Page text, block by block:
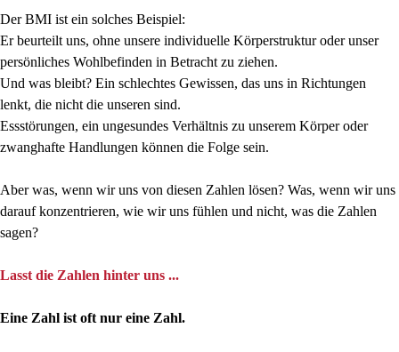
Der BMI ist ein solches Beispiel:
Er beurteilt uns, ohne unsere individuelle Körperstruktur oder unser
persönliches Wohlbefinden in Betracht zu ziehen.
Und was bleibt? Ein schlechtes Gewissen, das uns in Richtungen
lenkt, die nicht die unseren sind.
Essstörungen, ein ungesundes Verhältnis zu unserem Körper oder
zwanghafte Handlungen können die Folge sein.
Aber was, wenn wir uns von diesen Zahlen lösen? Was, wenn wir uns
darauf konzentrieren, wie wir uns fühlen und nicht, was die Zahlen
sagen?
Lasst die Zahlen hinter uns ...
Eine Zahl ist oft nur eine Zahl.